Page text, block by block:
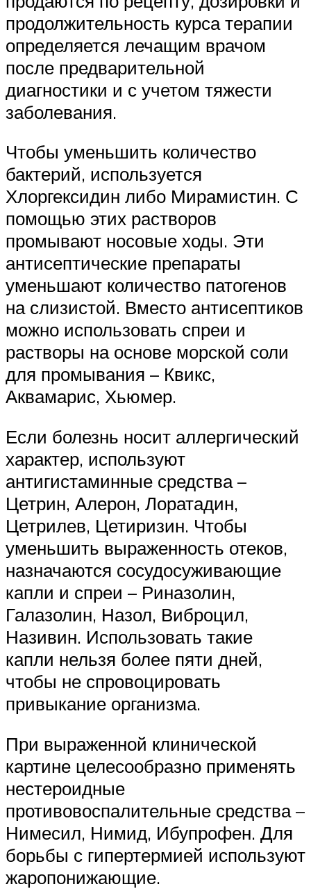
продолжительность курса терапии
определяется лечащим врачом
после предварительной
диагностики и с учетом тяжести
заболевания.
Чтобы уменьшить количество
бактерий, используется
Хлоргексидин либо Мирамистин. С
помощью этих растворов
промывают носовые ходы. Эти
антисептические препараты
уменьшают количество патогенов
на слизистой. Вместо антисептиков
можно использовать спреи и
растворы на основе морской соли
для промывания – Квикс,
Аквамарис, Хьюмер.
Если болезнь носит аллергический
характер, используют
антигистаминные средства –
Цетрин, Алерон, Лоратадин,
Цетрилев, Цетиризин. Чтобы
уменьшить выраженность отеков,
назначаются сосудосуживающие
капли и спреи – Риназолин,
Галазолин, Назол, Виброцил,
Називин. Использовать такие
капли нельзя более пяти дней,
чтобы не спровоцировать
привыкание организма.
При выраженной клинической
картине целесообразно применять
нестероидные
противовоспалительные средства –
Нимесил, Нимид, Ибупрофен. Для
борьбы с гипертермией используют
жаропонижающие.